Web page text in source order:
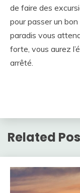
de faire des
pour passer un
paradis vous
forte, vous aurez
arrêté.
Related